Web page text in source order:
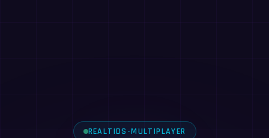
REALTIDS-MULTIPLAYER